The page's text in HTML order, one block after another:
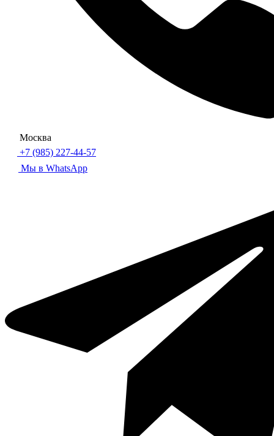
Москва
+7 (985) 227-44-57
Мы в WhatsApp